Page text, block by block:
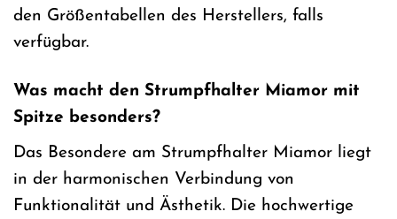
den Größentabellen des Herstellers, falls
verfügbar.
Was macht den Strumpfhalter Miamor mit
Spitze besonders?
Das Besondere am Strumpfhalter Miamor liegt
in der harmonischen Verbindung von
Funktionalität und Ästhetik. Die hochwertige